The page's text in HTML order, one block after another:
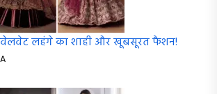
वेलवेट लहंगे का शाही और खूबसूरत फैशन!